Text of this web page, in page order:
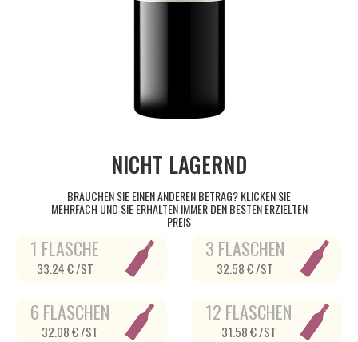
NICHT LAGERND
BRAUCHEN SIE EINEN ANDEREN BETRAG? KLICKEN SIE
MEHRFACH UND SIE ERHALTEN IMMER DEN BESTEN ERZIELTEN
PREIS
1 FLASCHE
33.24 € /ST
3 FLASCHEN
32.58 € /ST
6 FLASCHEN
32.08 € /ST
12 FLASCHEN
31.58 € /ST